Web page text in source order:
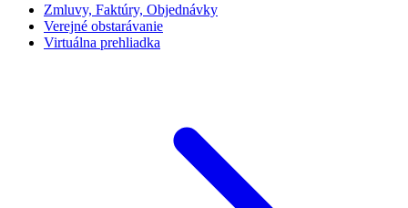
Zmluvy, Faktúry, Objednávky
Verejné obstarávanie
Virtuálna prehliadka